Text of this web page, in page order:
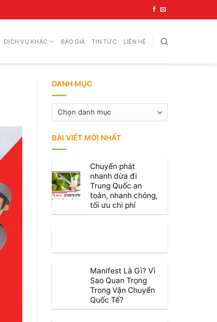
DỊCH VỤ KHÁC BÁO GIÁ TIN TỨC LIÊN HỆ
DANH MỤC
Danh
BÀI VIẾT MỚI NHẤT
Chuyển phát
nhanh dừa đi
Trung Quốc an
toàn, nhanh chóng,
tối ưu chi phí
Manifest Là Gì? Vì
Sao Quan Trọng
Trong Vận Chuyển
Quốc Tế?